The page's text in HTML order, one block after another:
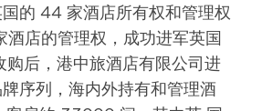
的 44 家酒店所有权和管理权
酒店的管理权，成功进军英国
购后，港中旅酒店有限公司进
序列，海内外持有和管理酒